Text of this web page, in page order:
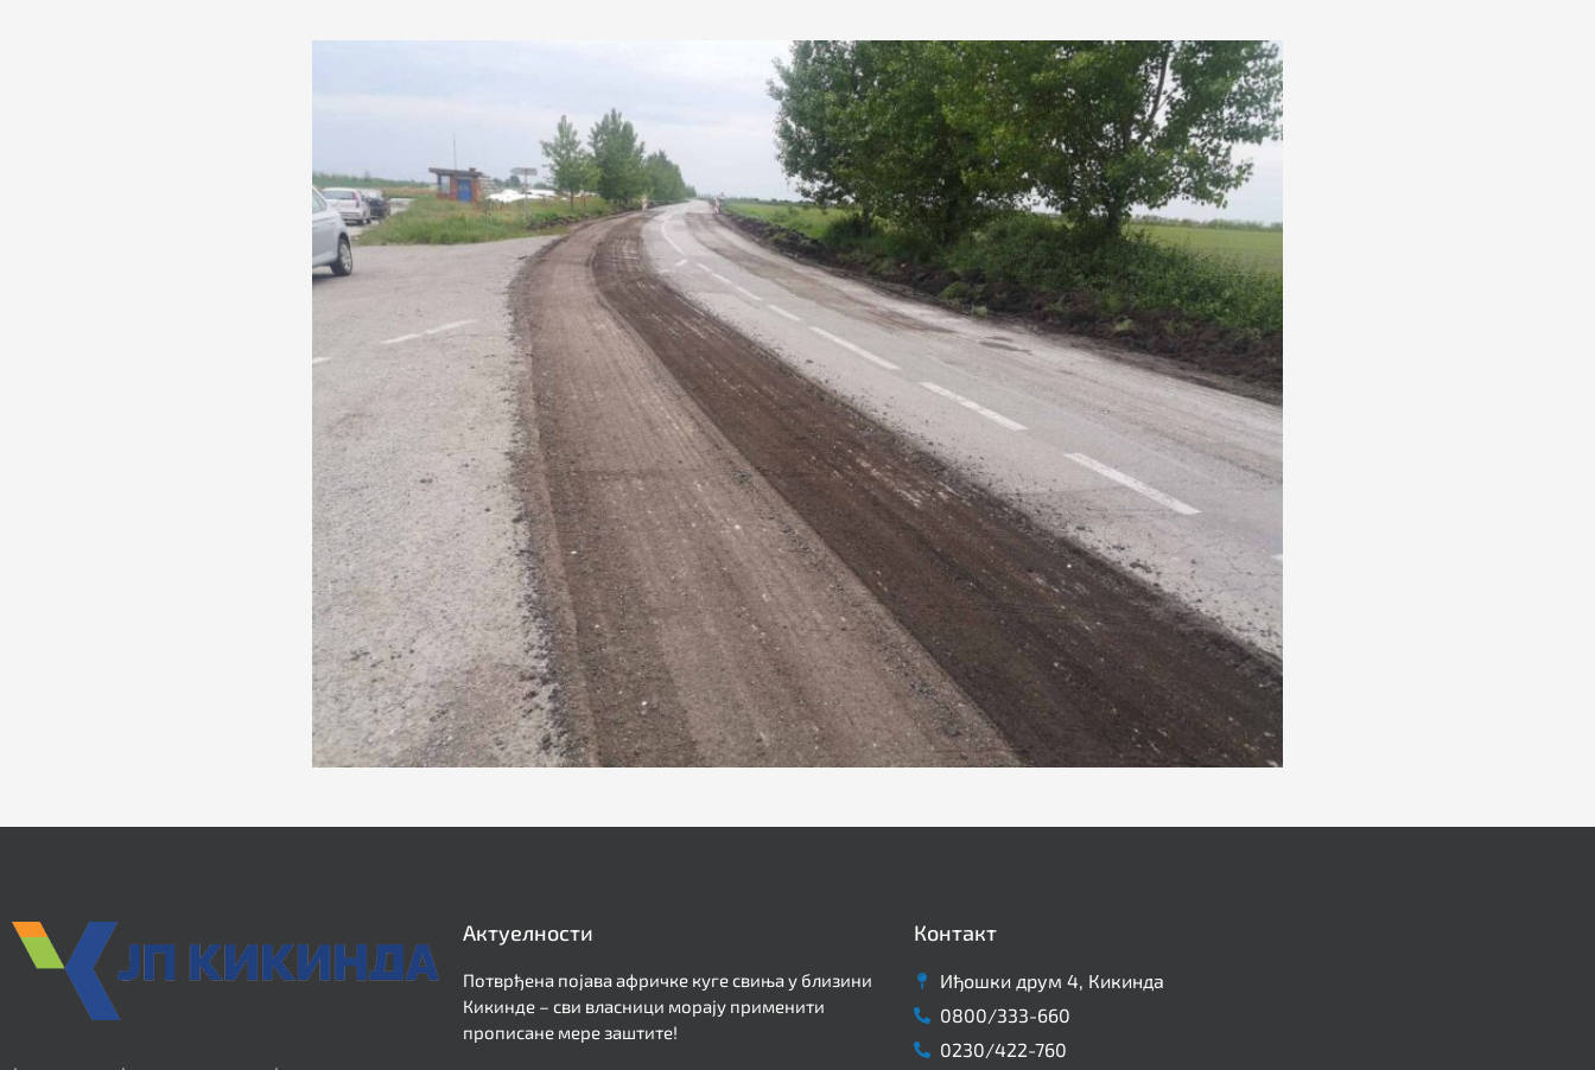
Актуелности
Потврђена појава афричке куге свиња у близини
Кикинде – сви власници морају применити
прописане мере заштите!
Контакт
Иђошки друм 4, Кикинда
0800/333-660
0230/422-760